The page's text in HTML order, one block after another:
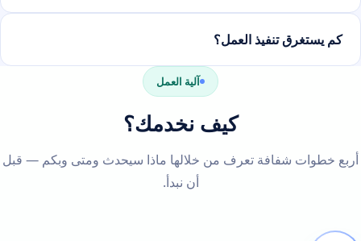
كم يستغرق تنفيذ العمل؟
آلية العمل
كيف نخدمك؟
أربع خطوات شفافة تعرف من خلالها ماذا سيحدث ومتى وبكم — قبل
أن نبدأ.